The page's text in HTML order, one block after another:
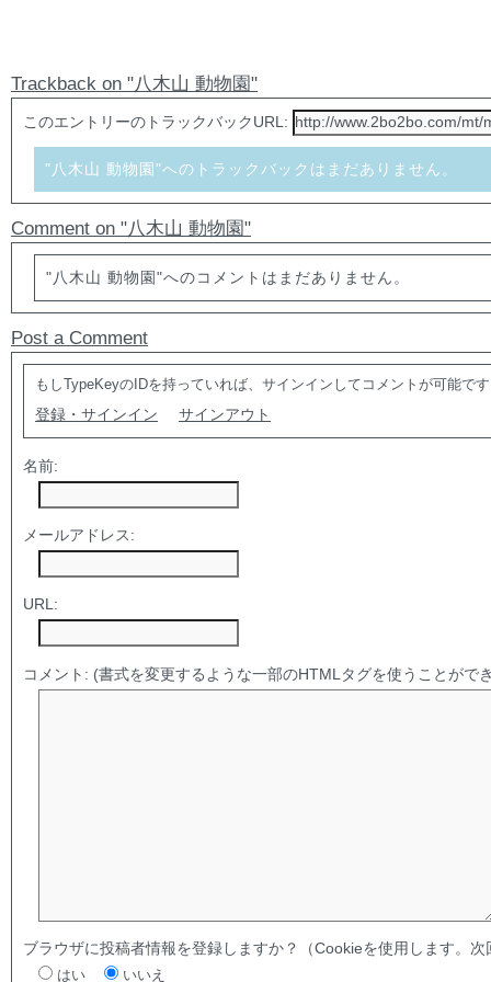
Trackback on "八木山 動物園"
このエントリーのトラックバックURL:
"八木山 動物園"へのトラックバックはまだありません。
Comment on "八木山 動物園"
"八木山 動物園"へのコメントはまだありません。
Post a Comment
もしTypeKeyのIDを持っていれば、サインインしてコメントが可能で
登録・サインイン サインアウト
名前:
メールアドレス:
URL:
コメント: (書式を変更するような一部のHTMLタグを使うことがで
ブラウザに投稿者情報を登録しますか？（Cookieを使用します。
はい いいえ